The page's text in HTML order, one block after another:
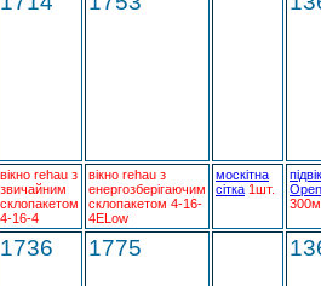
вікно rehau з
звичайним
склопакетом
4-16-4
вікно rehau з
енергозберігаючим
склопакетом 4-16-
4ELow
москітна
сітка 1шт.
1736 1775